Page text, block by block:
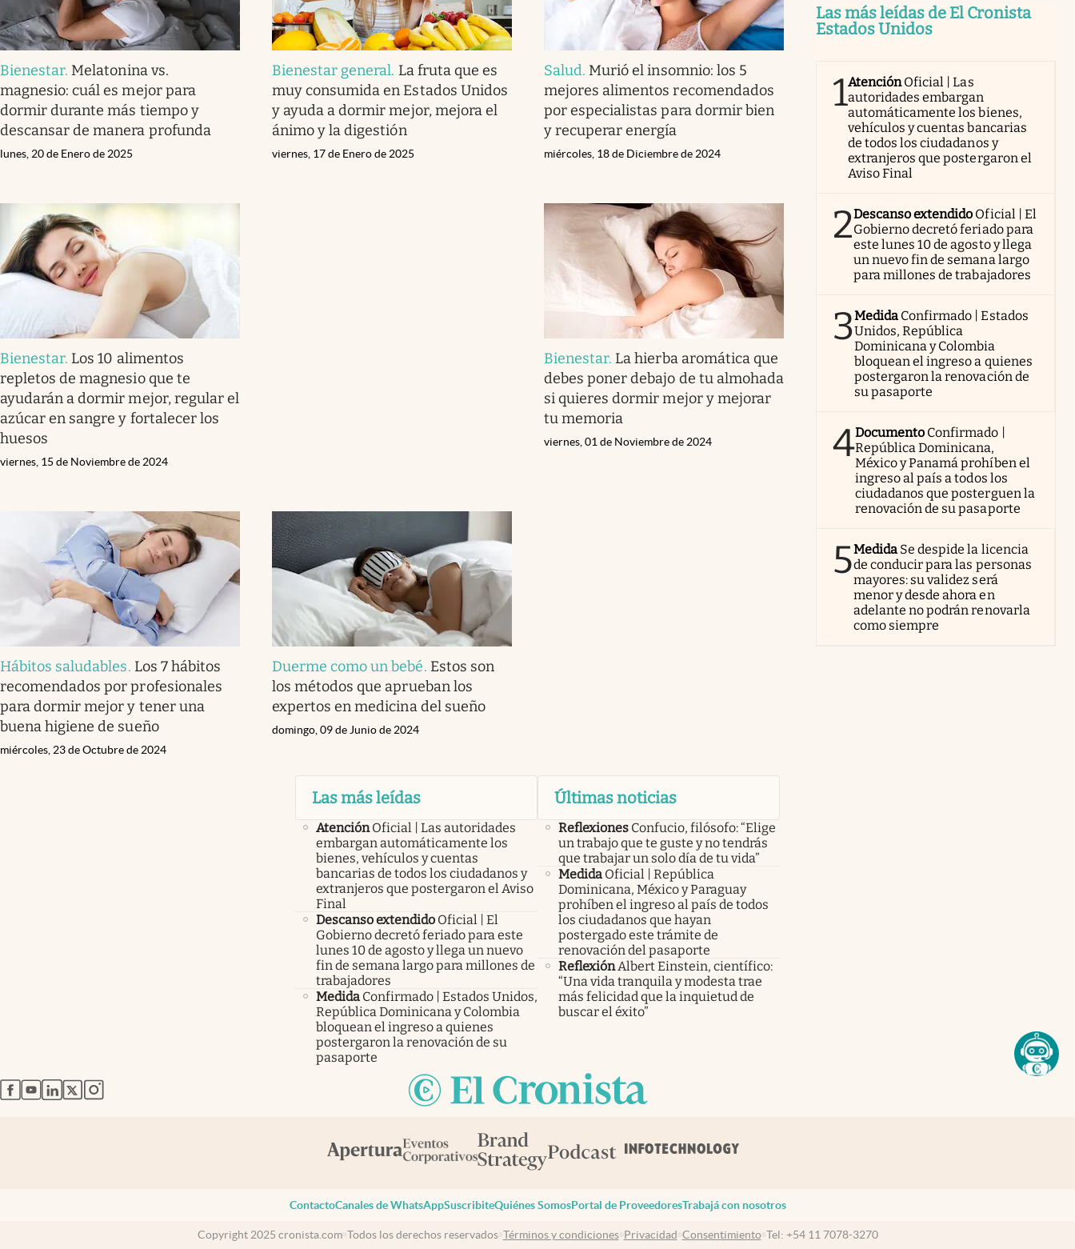
Bienestar. Melatonina vs.
magnesio: cuál es mejor para
dormir durante más tiempo y
descansar de manera profunda
lunes, 20 de Enero de 2025
Bienestar general. La fruta que es
muy consumida en Estados Unidos
y ayuda a dormir mejor, mejora el
ánimo y la digestión
viernes, 17 de Enero de 2025
Salud. Murió el insomnio: los 5
mejores alimentos recomendados
por especialistas para dormir bien
y recuperar energía
miércoles, 18 de Diciembre de 2024
Bienestar. Los 10 alimentos
repletos de magnesio que te
ayudarán a dormir mejor, regular el
azúcar en sangre y fortalecer los
huesos
viernes, 15 de Noviembre de 2024
Bienestar. La hierba aromática que
debes poner debajo de tu almohada
si quieres dormir mejor y mejorar
tu memoria
viernes, 01 de Noviembre de 2024
Hábitos saludables. Los 7 hábitos
recomendados por profesionales
para dormir mejor y tener una
buena higiene de sueño
miércoles, 23 de Octubre de 2024
Duerme como un bebé. Estos son
los métodos que aprueban los
expertos en medicina del sueño
domingo, 09 de Junio de 2024
Las más leídas de El Cronista
Estados Unidos
1AtenciónOficial | Las
autoridades embargan
automáticamente los bienes,
vehículos y cuentas bancarias
de todos los ciudadanos y
extranjeros que postergaron el
Aviso Final
2Descanso extendido Oficial | El
Gobierno decretó feriado para
este lunes 10 de agosto y llega
un nuevo fin de semana largo
para millones de trabajadores
3Medida Confirmado | Estados
Unidos, República
Dominicana y Colombia
bloquean el ingreso a quienes
postergaron la renovación de
su pasaporte
4Documento Confirmado |
República Dominicana,
México y Panamá prohíben el
ingreso al país a todos los
ciudadanos que posterguen la
renovación de su pasaporte
5Medida Se despide la licencia
de conducir para las personas
mayores: su validez será
menor y desde ahora en
adelante no podrán renovarla
como siempre
Las más leídas
Atención Oficial | Las autoridades
embargan automáticamente los
bienes, vehículos y cuentas
bancarias de todos los ciudadanos y
extranjeros que postergaron el Aviso
Final
Descanso extendido Oficial | El
Gobierno decretó feriado para este
lunes 10 de agosto y llega un nuevo
fin de semana largo para millones de
trabajadores
Medida Confirmado | Estados Unidos,
República Dominicana y Colombia
bloquean el ingreso a quienes
postergaron la renovación de su
pasaporte
Últimas noticias
Reflexiones Confucio, filósofo: “Elige
un trabajo que te guste y no tendrás
que trabajar un solo día de tu vida”
Medida Oficial | República
Dominicana, México y Paraguay
prohíben el ingreso al país de todos
los ciudadanos que hayan
postergado este trámite de
renovación del pasaporte
Reflexión Albert Einstein, científico:
“Una vida tranquila y modesta trae
más felicidad que la inquietud de
buscar el éxito”
abre en nueva pestaña
abre en nueva pestaña
abre en nueva pestaña
abre en nueva pestaña
abre en nueva pestaña
ContactoCanales de WhatsAppSuscribiteQuiénes SomosPortal de ProveedoresTrabajá con nosotros
Copyright 2025 cronista.com Todos los derechos reservados Términos y condiciones Privacidad Consentimiento Tel: +54 11 7078-3270